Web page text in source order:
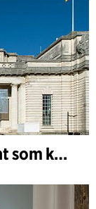
C.F. Møller Architects utnevnt som konseptarkitekt for prosjektet National Museum Cardiff